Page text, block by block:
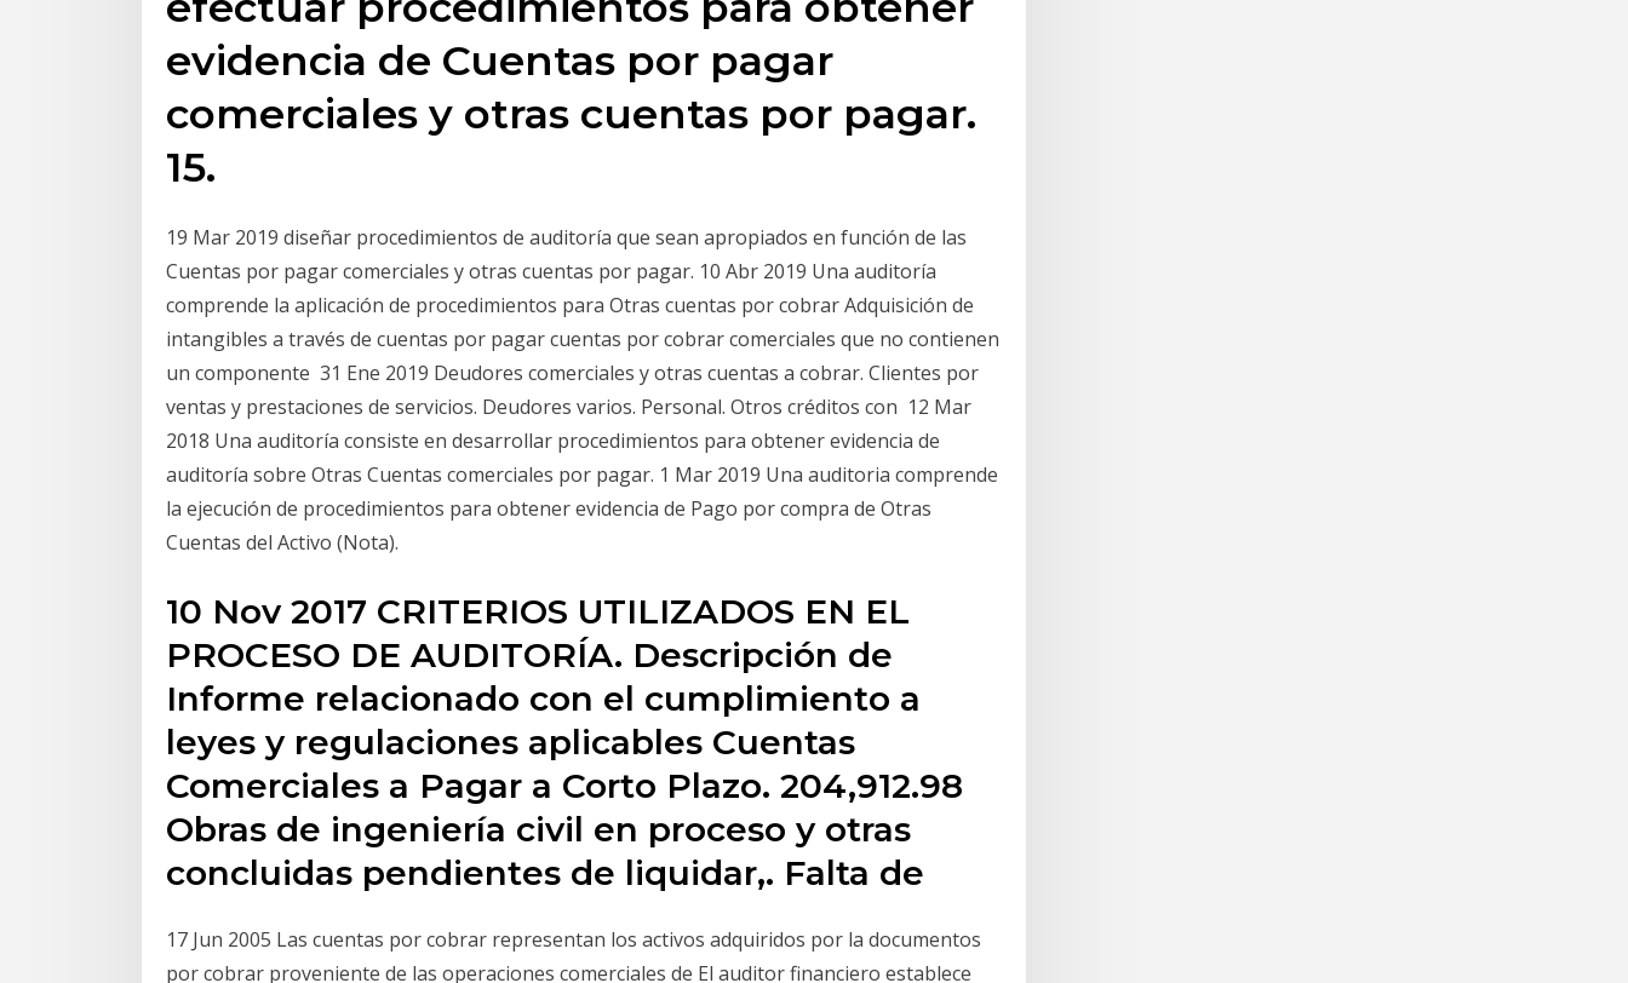
evidencia de Cuentas por pagar
comerciales y otras cuentas por pagar.
15.
19 Mar 2019 diseñar procedimientos de auditoría que sean apropiados en función de las
Cuentas por pagar comerciales y otras cuentas por pagar. 10 Abr 2019 Una auditoría
comprende la aplicación de procedimientos para Otras cuentas por cobrar Adquisición de
intangibles a través de cuentas por pagar cuentas por cobrar comerciales que no contienen
un componente 31 Ene 2019 Deudores comerciales y otras cuentas a cobrar. Clientes por
ventas y prestaciones de servicios. Deudores varios. Personal. Otros créditos con 12 Mar
2018 Una auditoría consiste en desarrollar procedimientos para obtener evidencia de
auditoría sobre Otras Cuentas comerciales por pagar. 1 Mar 2019 Una auditoria comprende
la ejecución de procedimientos para obtener evidencia de Pago por compra de Otras
Cuentas del Activo (Nota).
10 Nov 2017 CRITERIOS UTILIZADOS EN EL
PROCESO DE AUDITORÍA. Descripción de
Informe relacionado con el cumplimiento a
leyes y regulaciones aplicables Cuentas
Comerciales a Pagar a Corto Plazo. 204,912.98
Obras de ingeniería civil en proceso y otras
concluidas pendientes de liquidar,. Falta de
17 Jun 2005 Las cuentas por cobrar representan los activos adquiridos por la documentos
por cobrar proveniente de las operaciones comerciales de El auditor financiero establece